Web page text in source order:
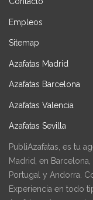
Empleos
Sitemap
Azafatas Madrid
Azafatas Barcelona
Azafatas Valencia
Azafatas Sevilla
PubliAzafatas, es tu
Madrid, en Barcelona,
Portugal y Andorra.
Experiencia en todo